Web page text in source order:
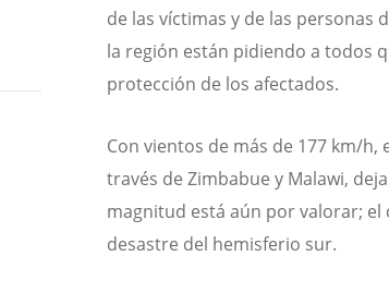
de las víctimas y de las personas
la región están pidiendo a todos
protección de los afectados.
Con vientos de más de 177 km/
través de Zimbabue y Malawi,
magnitud está aún por valorar;
desastre del hemisferio sur.